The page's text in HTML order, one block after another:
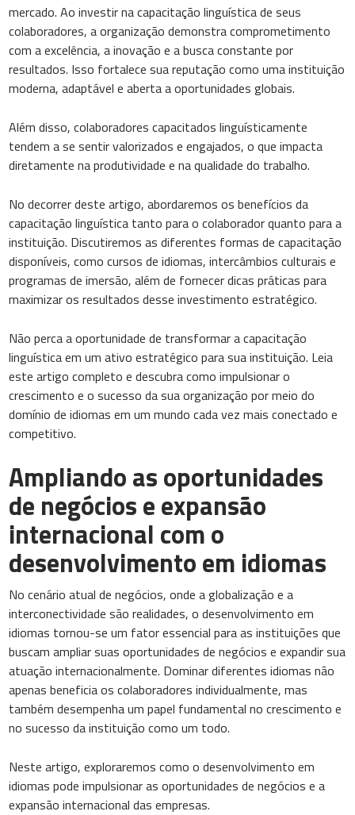
mercado. Ao investir na capacitação linguística de seus
colaboradores, a organização demonstra comprometimento
com a excelência, a inovação e a busca constante por
resultados. Isso fortalece sua reputação como uma instituição
moderna, adaptável e aberta a oportunidades globais.
Além disso, colaboradores capacitados linguísticamente
tendem a se sentir valorizados e engajados, o que impacta
diretamente na produtividade e na qualidade do trabalho.
No decorrer deste artigo, abordaremos os benefícios da
capacitação linguística tanto para o colaborador quanto para a
instituição. Discutiremos as diferentes formas de capacitação
disponíveis, como cursos de idiomas, intercâmbios culturais e
programas de imersão, além de fornecer dicas práticas para
maximizar os resultados desse investimento estratégico.
Não perca a oportunidade de transformar a capacitação
linguística em um ativo estratégico para sua instituição. Leia
este artigo completo e descubra como impulsionar o
crescimento e o sucesso da sua organização por meio do
domínio de idiomas em um mundo cada vez mais conectado e
competitivo.
Ampliando as oportunidades
de negócios e expansão
internacional com o
desenvolvimento em idiomas
No cenário atual de negócios, onde a globalização e a
interconectividade são realidades, o desenvolvimento em
idiomas tornou-se um fator essencial para as instituições que
buscam ampliar suas oportunidades de negócios e expandir sua
atuação internacionalmente. Dominar diferentes idiomas não
apenas beneficia os colaboradores individualmente, mas
também desempenha um papel fundamental no crescimento e
no sucesso da instituição como um todo.
Neste artigo, exploraremos como o desenvolvimento em
idiomas pode impulsionar as oportunidades de negócios e a
expansão internacional das empresas.